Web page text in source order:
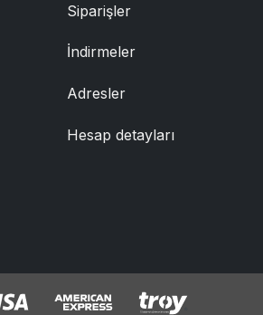
Siparişler
İndirmeler
Adresler
Hesap detayları